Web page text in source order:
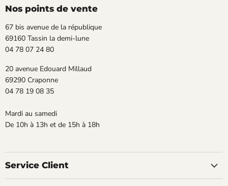
FacebookInstagram
Nos points de vente
67 bis avenue de la république
69160 Tassin la demi-lune
04 78 07 24 80
20 avenue Edouard Millaud
69290 Craponne
04 78 19 08 35
Mardi au samedi
De 10h à 13h et de 15h à 18h
Service Client